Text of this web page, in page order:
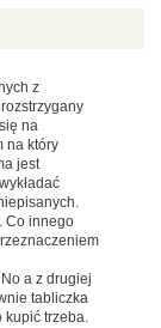
z
na
na który
jest
Co innego
a z drugiej
tabliczka
kupić trzeba.